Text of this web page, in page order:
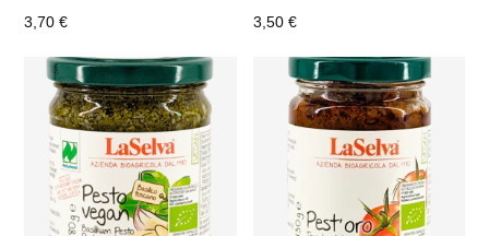
3,70€ 3,50 €